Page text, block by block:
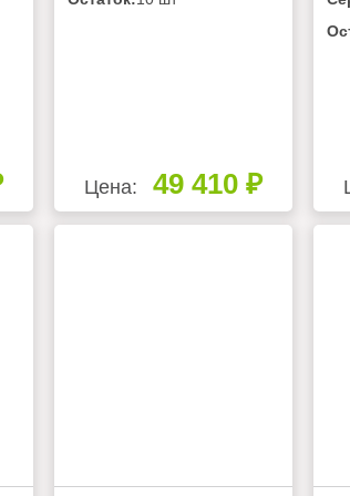
Цена: 49 410 ₽